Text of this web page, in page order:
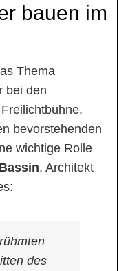
bauen im
Thema
bei den
bevorstehenden
wichtige Rolle
, Architekt
des